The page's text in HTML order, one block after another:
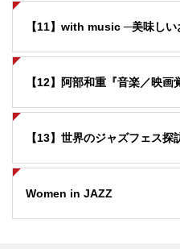
【11】with music ─美味し
【12】阿部和重『音楽／映画
【13】世界のジャズフェス探
Women in JAZZ